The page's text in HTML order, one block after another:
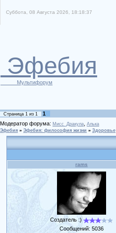
Суббота, 08 Августа 2026, 18:18:37
Эфебия
Мультифорум
Страница 1 из 1
1
Модератор форума: Мисс_Дракула Алька
Эфебия » Эфебия: философия жизни » Здоровье
rams
Создатель :)
Сообщений: 5036